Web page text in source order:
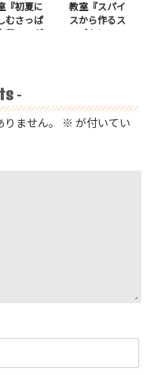
『初夏に
むさっぱ
華』のが
教室『スパイ
スから作るス
ープカレーの
-
ません。 ※ が付いてい